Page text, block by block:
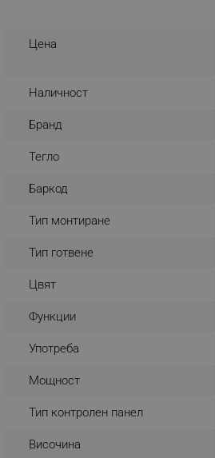
Цена
Наличност
Бранд
Тегло
Баркод
Тип монтиране
Тип готвене
Цвят
Функции
Употреба
Мощност
Тип контролен панел
Височина